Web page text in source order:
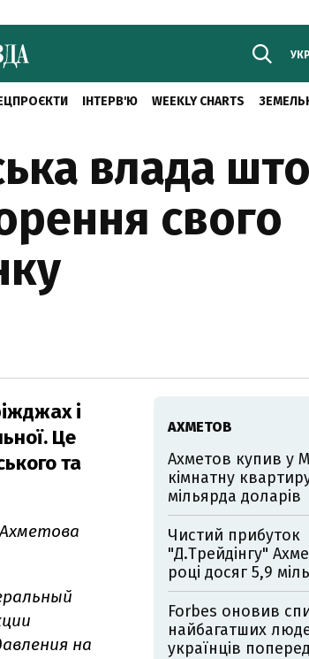
УКР
ІНТЕРВ'Ю WEEKLY CHARTS
влада
свого
і
Це
та
на
АХМЕТОВ
Ахметов купив у
кімнатну
мільярда доларів
Чистий прибуток
"Д.Трейдінгу"
році досяг 5,9
Forbes оновив
найбагатших
українців